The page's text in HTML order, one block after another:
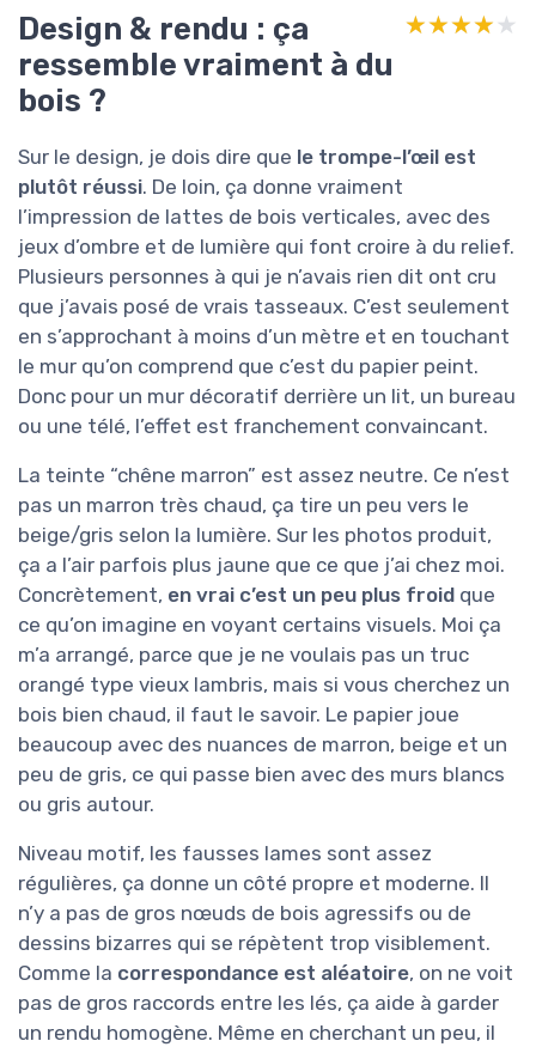
Design & rendu : ça
ressemble vraiment à du
bois ?
★★★★★
★★★★★
Sur le design, je dois dire que le trompe-l’œil est
plutôt réussi. De loin, ça donne vraiment
l’impression de lattes de bois verticales, avec des
jeux d’ombre et de lumière qui font croire à du relief.
Plusieurs personnes à qui je n’avais rien dit ont cru
que j’avais posé de vrais tasseaux. C’est seulement
en s’approchant à moins d’un mètre et en touchant
le mur qu’on comprend que c’est du papier peint.
Donc pour un mur décoratif derrière un lit, un bureau
ou une télé, l’effet est franchement convaincant.
La teinte “chêne marron” est assez neutre. Ce n’est
pas un marron très chaud, ça tire un peu vers le
beige/gris selon la lumière. Sur les photos produit,
ça a l’air parfois plus jaune que ce que j’ai chez moi.
Concrètement, en vrai c’est un peu plus froid que
ce qu’on imagine en voyant certains visuels. Moi ça
m’a arrangé, parce que je ne voulais pas un truc
orangé type vieux lambris, mais si vous cherchez un
bois bien chaud, il faut le savoir. Le papier joue
beaucoup avec des nuances de marron, beige et un
peu de gris, ce qui passe bien avec des murs blancs
ou gris autour.
Niveau motif, les fausses lames sont assez
régulières, ça donne un côté propre et moderne. Il
n’y a pas de gros nœuds de bois agressifs ou de
dessins bizarres qui se répètent trop visiblement.
Comme la correspondance est aléatoire, on ne voit
pas de gros raccords entre les lés, ça aide à garder
un rendu homogène. Même en cherchant un peu, il